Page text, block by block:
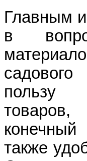
Главным
в
пользу
товаров,
также